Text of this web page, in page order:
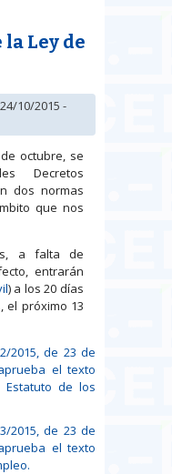
Ley de
10/2015 -
octubre, se
Decretos
dos normas
que nos
a falta de
entrarán
) a los 20 días
el próximo 13
2015, de 23 de
el texto
de los
2015, de 23 de
el texto